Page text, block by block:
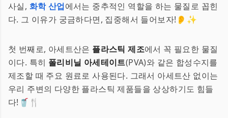
사실, 화학 산업에서는 중추적인 역할을 하는 물질로 꼽힌
다. 그 이유가 궁금하다면, 집중해서 들어보자!👂✨
첫 번째로, 아세트산은 플라스틱 제조에서 꼭 필요한 물질
이다. 특히 폴리비닐 아세테이트(PVA)와 같은 합성수지를
제조할 때 주요 원료로 사용된다. 그래서 아세트산 없이는
우리 주변의 다양한 플라스틱 제품들을 상상하기도 힘들
다!🥤🍴